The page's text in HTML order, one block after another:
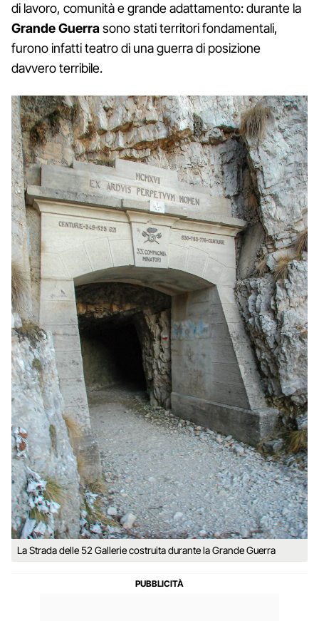
di lavoro, comunità e grande adattamento: durante la
Grande Guerrasono stati territori fondamentali,
furono infatti teatro di una guerra di posizione
davvero terribile.
La Strada delle 52 Gallerie costruita durante la Grande Guerra